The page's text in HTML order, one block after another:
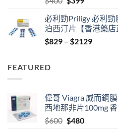
was:
$400.
is:
$399.
必利勁Priligy 必利
泊西汀片【香港藥店
$829 – $2129Price
FEATURED
偉哥 Viagra 威而鋼
西地那非片100mg
$600 Original
$480Current